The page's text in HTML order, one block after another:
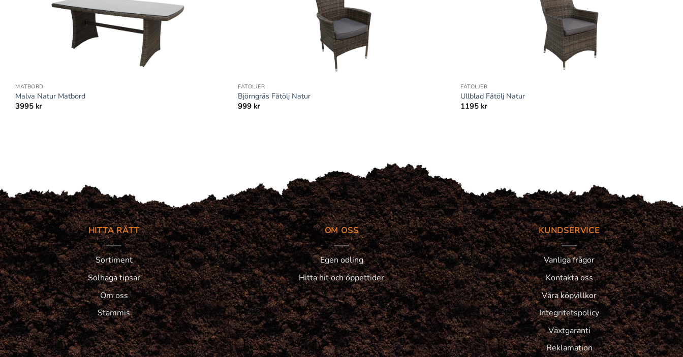
MATBORD
Malva Natur Matbord
3995 kr
FÅTÖLJER
Björngräs Fåtölj Natur
999 kr
FÅTÖLJER
Ullblad Fåtölj Natur
1195 kr
HITTA RÄTT
Sortiment
Solhaga tipsar
Om oss
Stammis
OM OSS
Egen odling
Hitta hit och öppettider
KUNDSERVICE
Vanliga frågor
Kontakta oss
Våra köpvillkor
Integritetspolicy
Växtgaranti
Reklamation